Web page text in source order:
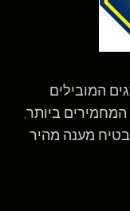
המובילים
ביותר.
זמין 24/7, מה שמבטיח מענה מהיר